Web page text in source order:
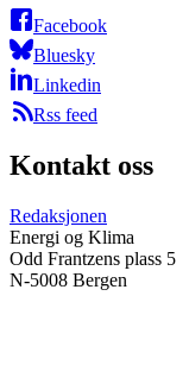
Facebook
Bluesky
Linkedin
Rss feed
Kontakt oss
Redaksjonen
Energi og Klima
Odd Frantzens plass 5
N-5008 Bergen